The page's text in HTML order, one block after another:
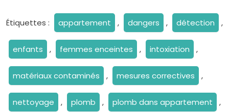
Étiquettes : appartement , dangers , détection ,
enfants , femmes enceintes , intoxiation ,
matériaux contaminés , mesures correctives ,
nettoyage , plomb , plomb dans appartement ,